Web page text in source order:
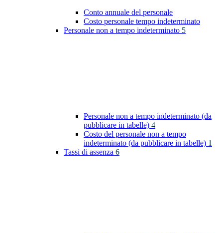
Conto annuale del personale
Costo personale tempo indeterminato
Personale non a tempo indeterminato 5
Personale non a tempo indeterminato (da
pubblicare in tabelle) 4
Costo del personale non a tempo
indeterminato (da pubblicare in tabelle) 1
Tassi di assenza 6